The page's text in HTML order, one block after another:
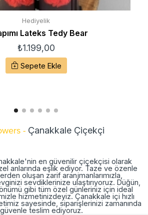
Hediyelik
Lateks Tedy Bear
₺1.199,00
Sepete Ekle
- Çanakkale Çiçekçi
en güvenilir çiçekçisi olarak
anlarında eşlik ediyor. Taze ve özenle
oluşan zarif aranjmanlarımızla,
sevdiklerinize ulaştırıyoruz. Düğün,
gibi tüm özel günleriniz için ideal
hizmetinizdeyiz. Çanakkale içi hızlı
sayesinde, siparişlerinizi zamanında
teslim ediyoruz.